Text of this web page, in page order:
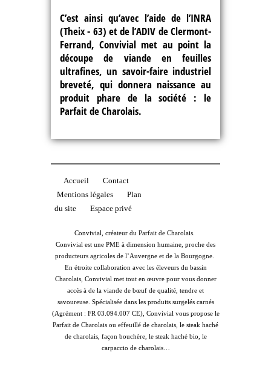
C’est ainsi qu’avec l’aide de l’INRA
(Theix - 63) et de l’ADIV de Clermont-
Ferrand, Convivial met au point la
découpe de viande en feuilles
ultrafines, un savoir-faire industriel
breveté, qui donnera naissance au
produit phare de la société : le
Parfait de Charolais.
Accueil
Contact
Mentions légales
Plan
du site
Espace privé
Convivial, créateur du Parfait de Charolais.
Convivial est une PME à dimension humaine, proche des
producteurs agricoles de l’Auvergne et de la Bourgogne.
En étroite collaboration avec les éleveurs du bassin
Charolais, Convivial met tout en œuvre pour vous donner
accès à de la viande de bœuf de qualité, tendre et
savoureuse. Spécialisée dans les produits surgelés carnés
(Agrément : FR 03.094.007 CE), Convivial vous propose le
Parfait de Charolais ou effeuillé de charolais, le steak haché
de charolais, façon bouchère, le steak haché bio, le
carpaccio de charolais…